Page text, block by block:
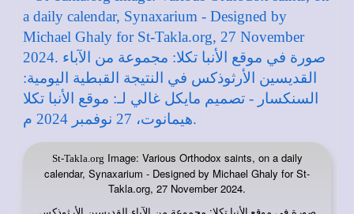
St-Takla.org Image: Various Orthodox saints, on a daily
calendar, Synaxarium - Designed by Michael Ghaly for St-
Takla.org, 27 November 2024.